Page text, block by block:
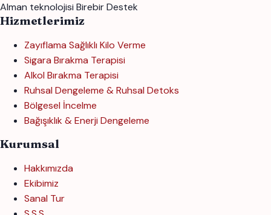
Alman teknolojisi Birebir Destek
Hizmetlerimiz
Zayıflama Sağlıklı Kilo Verme
Sigara Bırakma Terapisi
Alkol Bırakma Terapisi
Ruhsal Dengeleme & Ruhsal Detoks
Bölgesel İncelme
Bağışıklık & Enerji Dengeleme
Kurumsal
Hakkımızda
Ekibimiz
Sanal Tur